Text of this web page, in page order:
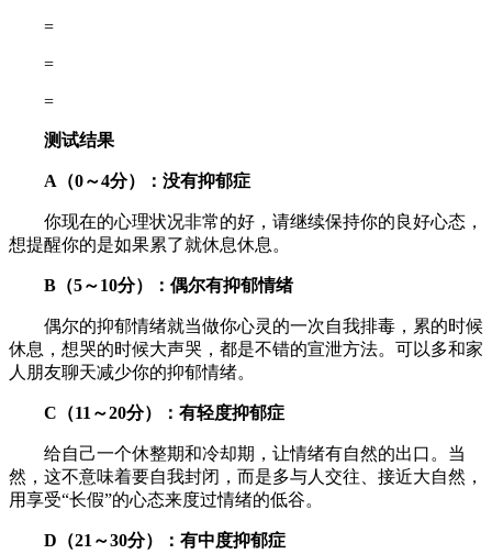
=
=
=
测试结果
A（0～4分）：没有抑郁症
你现在的心理状况非常的好，请继续保持你的良好心态，
想提醒你的是如果累了就休息休息。
B（5～10分）：偶尔有抑郁情绪
偶尔的抑郁情绪就当做你心灵的一次自我排毒，累的时候
休息，想哭的时候大声哭，都是不错的宣泄方法。可以多和家
人朋友聊天减少你的抑郁情绪。
C（11～20分）：有轻度抑郁症
给自己一个休整期和冷却期，让情绪有自然的出口。当
然，这不意味着要自我封闭，而是多与人交往、接近大自然，
用享受“长假”的心态来度过情绪的低谷。
D（21～30分）：有中度抑郁症